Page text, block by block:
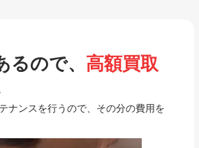
るので、 高額買取
ナンスを行うので、その分の費用を